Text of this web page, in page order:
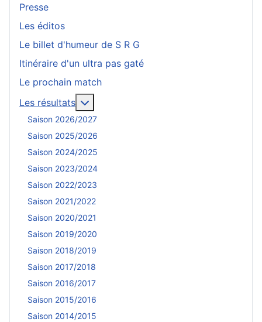
Presse
Les éditos
Le billet d'humeur de S R G
Itinéraire d'un ultra pas gaté
Le prochain match
Les résultats
Saison 2026/2027
Saison 2025/2026
Saison 2024/2025
Saison 2023/2024
Saison 2022/2023
Saison 2021/2022
Saison 2020/2021
Saison 2019/2020
Saison 2018/2019
Saison 2017/2018
Saison 2016/2017
Saison 2015/2016
Saison 2014/2015